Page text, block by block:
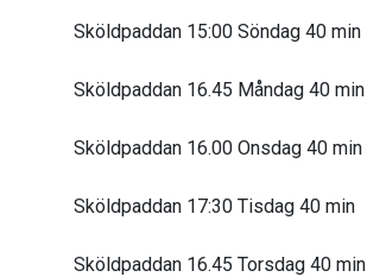
Sköldpaddan 15:00 Söndag 40 min
Sköldpaddan 16.45 Måndag 40 min
Sköldpaddan 16.00 Onsdag 40 min
Sköldpaddan 17:30 Tisdag 40 min
Sköldpaddan 16.45 Torsdag 40 min